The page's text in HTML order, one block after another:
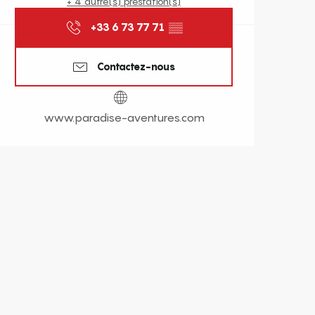
+33 6 73 77 71 ▒▒
Contactez-nous
www.paradise-aventures.com